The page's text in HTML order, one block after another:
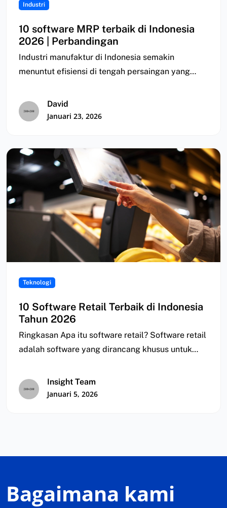
Industri
10 software MRP terbaik di Indonesia
2026 | Perbandingan
Industri manufaktur di Indonesia semakin
menuntut efisiensi di tengah persaingan yang
David
Januari 23, 2026
Teknologi
10 Software Retail Terbaik di Indonesia
Tahun 2026
Ringkasan Apa itu software retail? Software retail
adalah software yang dirancang khusus untuk
Insight Team
Januari 5, 2026
Bagaimana kami